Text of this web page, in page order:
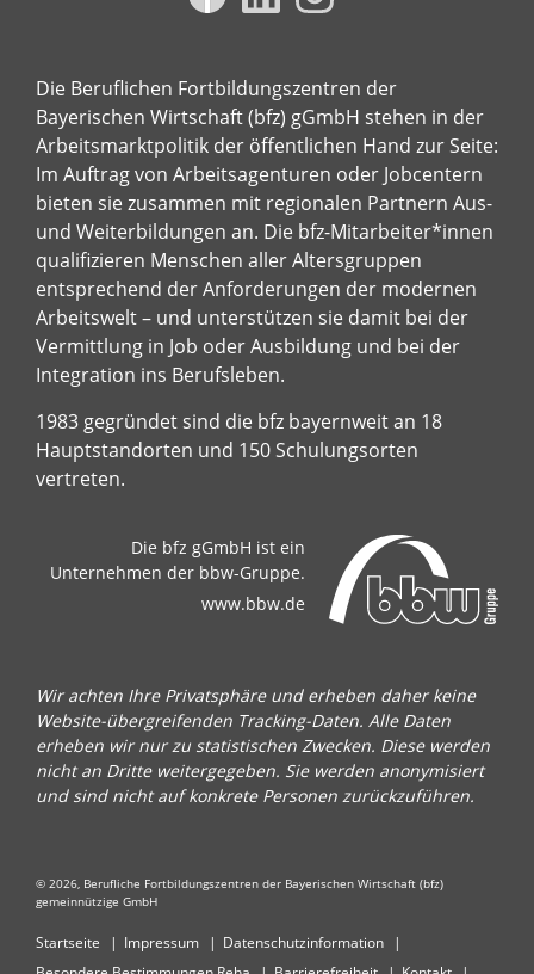
Die Beruflichen Fortbildungszentren der
Bayerischen Wirtschaft (bfz) gGmbH stehen in der
Arbeitsmarktpolitik der öffentlichen Hand zur Seite:
Im Auftrag von Arbeitsagenturen oder Jobcentern
bieten sie zusammen mit regionalen Partnern Aus-
und Weiterbildungen an. Die bfz-Mitarbeiter*innen
qualifizieren Menschen aller Altersgruppen
entsprechend der Anforderungen der modernen
Arbeitswelt – und unterstützen sie damit bei der
Vermittlung in Job oder Ausbildung und bei der
Integration ins Berufsleben.
1983 gegründet sind die bfz bayernweit an 18
Hauptstandorten und 150 Schulungsorten
vertreten.
Die bfz gGmbH ist ein
Unternehmen der bbw-Gruppe.
www.bbw.de
Wir achten Ihre Privatsphäre und erheben daher keine
Website-übergreifenden Tracking-Daten. Alle Daten
erheben wir nur zu statistischen Zwecken. Diese werden
nicht an Dritte weitergegeben. Sie werden anonymisiert
und sind nicht auf konkrete Personen zurückzuführen.
© 2026, Berufliche Fortbildungszentren der Bayerischen Wirtschaft (bfz)
gemeinnützige GmbH
Startseite Impressum
Datenschutzinformation